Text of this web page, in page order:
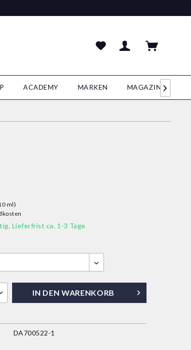
ACADEMY MARKEN MAGAZIN 
ml)
Lieferfrist ca. 1-3 Tage
IN DEN WARENKORB
DA700522-1